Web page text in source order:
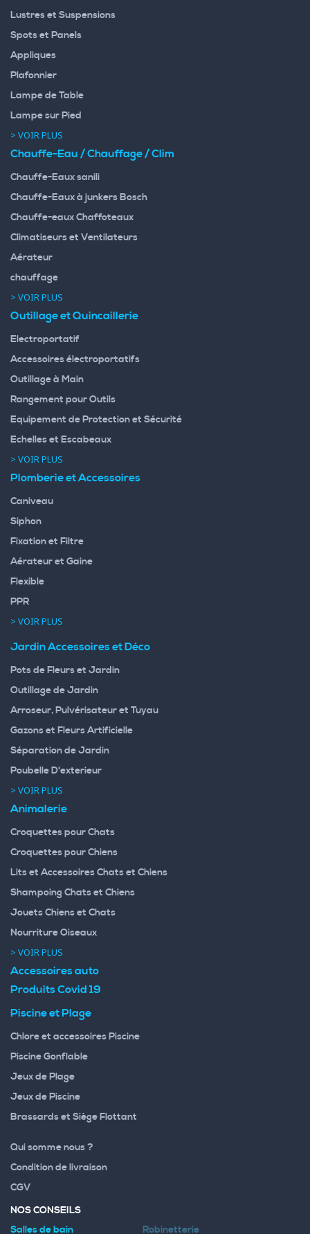
Lustres et Suspensions
Spots et Panels
Appliques
Plafonnier
Lampe de Table
Lampe sur Pied
> VOIR PLUS
Chauffe-Eau / Chauffage / Clim
Chauffe-Eaux sanili
Chauffe-Eaux à junkers Bosch
Chauffe-eaux Chaffoteaux
Climatiseurs et Ventilateurs
Aérateur
chauffage
> VOIR PLUS
Outillage et Quincaillerie
Electroportatif
Accessoires électroportatifs
Outillage à Main
Rangement pour Outils
Equipement de Protection et Sécurité
Echelles et Escabeaux
> VOIR PLUS
Plomberie et Accessoires
Caniveau
Siphon
Fixation et Filtre
Aérateur et Gaine
Flexible
PPR
> VOIR PLUS
Jardin Accessoires et Déco
Pots de Fleurs et Jardin
Outillage de Jardin
Arroseur, Pulvérisateur et Tuyau
Gazons et Fleurs Artificielle
Séparation de Jardin
Poubelle D'exterieur
> VOIR PLUS
Animalerie
Croquettes pour Chats
Croquettes pour Chiens
Lits et Accessoires Chats et Chiens
Shampoing Chats et Chiens
Jouets Chiens et Chats
Nourriture Oiseaux
> VOIR PLUS
Accessoires auto
Produits Covid 19
Piscine et Plage
Chlore et accessoires Piscine
Piscine Gonflable
Jeux de Plage
Jeux de Piscine
Brassards et Siège Flottant
Qui somme nous ?
Condition de livraison
CGV
NOS CONSEILS
Salles de bain
Robinetterie